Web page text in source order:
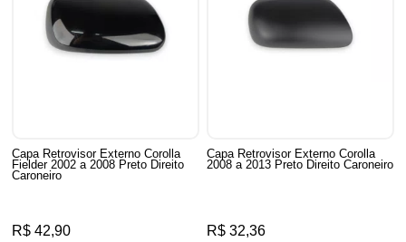
Capa Retrovisor Externo Corolla
Fielder 2002 a 2008 Preto Direito
Caroneiro
R$ 42,90
Capa Retrovisor Externo Corolla
2008 a 2013 Preto Direito Caroneiro
R$ 32,36